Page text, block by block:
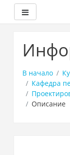
основному
В начало
Кафедра
Описание